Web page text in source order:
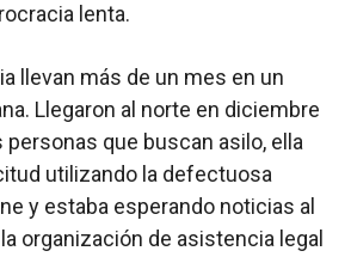
lenta.
llevan más de un mes en un
Llegaron al norte en diciembre
personas que buscan asilo, ella
utilizando la defectuosa
y estaba esperando noticias al
organización de asistencia legal